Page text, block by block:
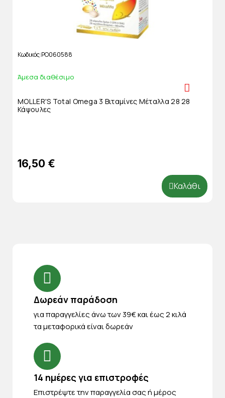
Κωδικός PO060588
Άμεσα διαθέσιμο
MOLLER'S Total Omega 3 Βιταμίνες Μέταλλα 28 28
Κάψουλες
16,50 €
Καλάθι
Δωρεάν παράδοση
για παραγγελίες άνω των 39€ και έως 2 κιλά
τα μεταφορικά είναι δωρεάν
14 ημέρες για επιστροφές
Eπιστρέψτε την παραγγελία σας ή μέρος